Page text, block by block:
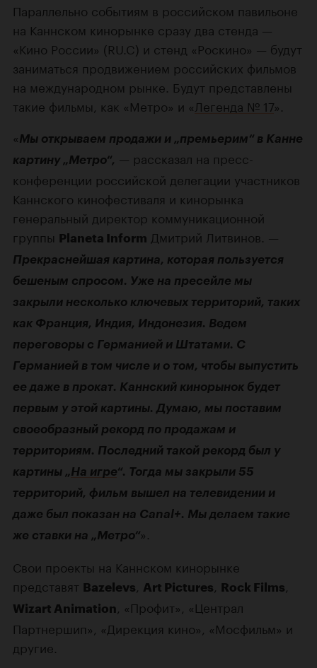
Параллельно событиям в российском павильоне
на Каннском кинорынке сразу два стенда —
«Кино России» (RU.C) и стенд «Роскино» — будут
заниматься продвижением российских фильмов
на международном рынке. Будут представлены
такие фильмы, как «Метро» и «Легенда № 17».
«Мы открываем продажи и „премьерим“ в Канне
картину „Метро“, — рассказал на пресс-
конференции российской делегации участников
Каннского кинофестиваля и кинорынка
генеральный директор коммуникационной
группы Planeta Inform Дмитрий Литвинов. —
Прекраснейшая картина, которая пользуется
бешеным спросом. Уже на пресейле мы
закрыли несколько ключевых территорий, таких
как Франция, Индия, Индонезия. Ведем
переговоры с Германией и Штатами. С
Германией в том числе и о том, чтобы выпустить
ее даже в прокат. Каннский кинорынок будет
первым у этой картины. Думаю, мы поставим
своеобразный рекорд по продажам и
территориям. Последний такой рекорд был у
картины „На игре“. Тогда мы закрыли 55
территорий, фильм вышел на телевидении и
даже был показан на Canal+. Мы делаем такие
же ставки на „Метро“».
Свои проекты на Каннском кинорынке
представят Bazelevs Art Pictures Rock Films
Wizart Animation
, «Профит», «Централ
Партнершип», «Дирекция кино», «Мосфильм» и
другие.